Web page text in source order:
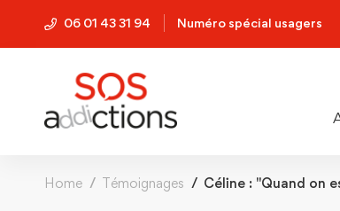
06 01 43 31 94 Numéro spécial usagers
Home Témoignages Céline : "Quand on